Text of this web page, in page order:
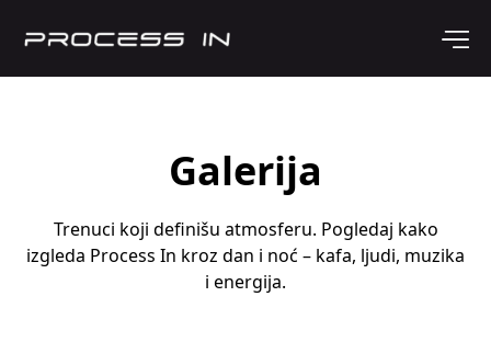
Galerija
Trenuci koji definišu atmosferu. Pogledaj kako
izgleda Process In kroz dan i noć – kafa, ljudi, muzika
i energija.